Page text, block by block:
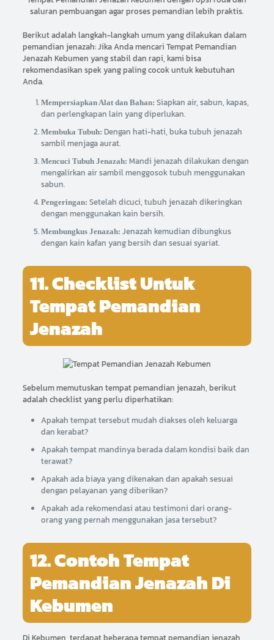
saluran pembuangan agar proses pemandian lebih praktis.
Berikut adalah langkah-langkah umum yang dilakukan dalam
pemandian jenazah: Jika Anda mencari Tempat Pemandian
Jenazah Kebumen yang stabil dan rapi, kami bisa
rekomendasikan spek yang paling cocok untuk kebutuhan
Anda.
Mempersiapkan Alat dan Bahan: Siapkan air, sabun, kapas,
dan perlengkapan lain yang diperlukan.
Membuka Tubuh: Dengan hati-hati, buka tubuh jenazah
sambil menjaga aurat.
Mencuci Tubuh Jenazah: Mandi jenazah dilakukan dengan
mengalirkan air sambil menggosok tubuh menggunakan
sabun.
Pengeringan: Setelah dicuci, tubuh jenazah dikeringkan
dengan menggunakan kain bersih.
Membungkus Jenazah: Jenazah kemudian dibungkus
dengan kain kafan yang bersih dan sesuai syariat.
11. Checklist Untuk
Tempat Pemandian
Jenazah
Sebelum memutuskan tempat pemandian jenazah, berikut
adalah checklist yang perlu diperhatikan:
Apakah tempat tersebut mudah diakses oleh keluarga
dan kerabat?
Apakah tempat mandinya berada dalam kondisi baik dan
terawat?
Apakah ada biaya yang dikenakan dan apakah sesuai
dengan pelayanan yang diberikan?
Apakah ada rekomendasi atau testimoni dari orang-
orang yang pernah menggunakan jasa tersebut?
12. Contoh Tempat
Pemandian Jenazah Di
Kebumen